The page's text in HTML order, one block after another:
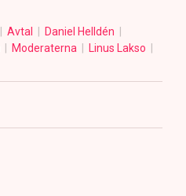
Avtal
Daniel Helldén
Moderaterna
Linus Lakso